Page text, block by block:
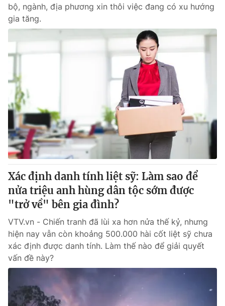
bộ, ngành, địa phương xin thôi việc đang có xu hướng
gia tăng.
Xác định danh tính liệt sỹ: Làm sao để
nửa triệu anh hùng dân tộc sớm được
"trở về" bên gia đình?
VTV.vn - Chiến tranh đã lùi xa hơn nửa thế kỷ, nhưng
hiện nay vẫn còn khoảng 500.000 hài cốt liệt sỹ chưa
xác định được danh tính. Làm thế nào để giải quyết
vấn đề này?